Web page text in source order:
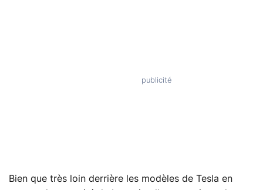
Bien que très loin derrière les modèles de Tesla en